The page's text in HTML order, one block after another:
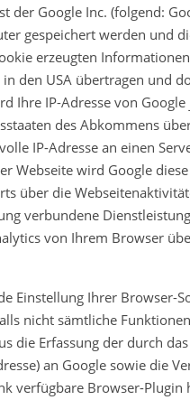
der Google Inc. (folgend:
gespeichert werden und
erzeugten
den USA übertragen und
Ihre IP-Adresse von
des Abkommens
IP-Adresse an einen
Webseite wird Google
über die
verbundene
von Ihrem Browser
Einstellung Ihrer Browser-
nicht sämtliche
die Erfassung der durch
an Google sowie die
verfügbare Browser-Plugin